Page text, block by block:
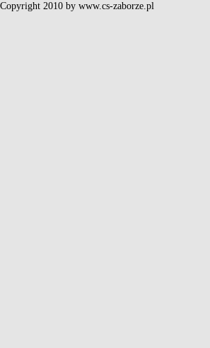
Copyright 2010 by www.cs-zaborze.pl